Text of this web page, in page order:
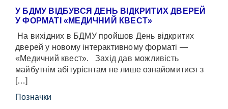
У БДМУ ВІДБУВСЯ ДЕНЬ ВІДКРИТИХ ДВЕРЕЙ
У ФОРМАТІ «МЕДИЧНИЙ КВЕСТ»
На вихідних в БДМУ пройшов День відкритих
дверей у новому інтерактивному форматі —
«Медичний квест». Захід дав можливість
майбутнім абітурієнтам не лише ознайомитися з
[…]
Позначки